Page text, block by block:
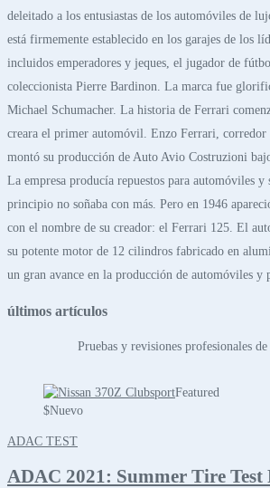
deleitado a los entusiastas de los automóviles de
está firmemente establecido en los garajes de los
incluidos emperadores y jeques, el jugador de
coleccionista Pierre Bardinon. La marca fue
Michael Schumacher. La historia de Ferrari
creara el primer automóvil. Enzo Ferrari, corredor
montó su producción de Auto Avio Costruzioni
La empresa producía repuestos para automóviles
principio no soñaba con más. Pero en 1946
con el nombre de su creador: el Ferrari 125. El
su potente motor de 12 cilindros fabricado en
un gran avance en la producción de automóviles y
últimos artículos
Pruebas y revisiones profesionales
Featured
$Nuevo
ADAC TEST
ADAC 2021: Summer Tire Test